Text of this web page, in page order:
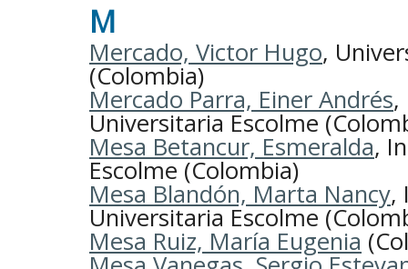
M
Mercado, Victor Hugo,
(Colombia)
Mercado Parra, Einer Andrés,
Universitaria Escolme
Mesa Betancur, Esmeralda,
Escolme (Colombia)
Mesa Blandón, Marta Nancy,
Universitaria Escolme
Mesa Ruiz, María Eugenia